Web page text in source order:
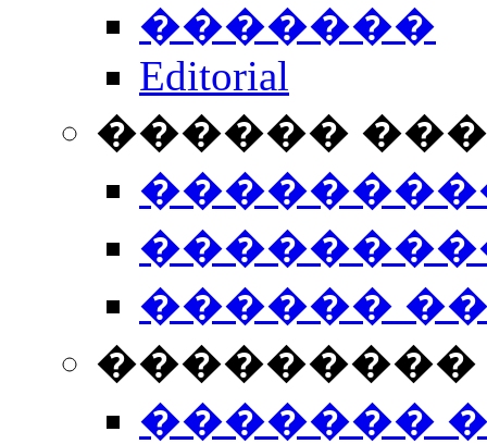
�������
Editorial
������
������
���������
�������